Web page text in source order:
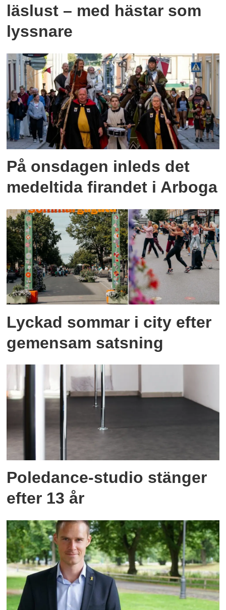
läslust – med hästar som
lyssnare
På onsdagen inleds det
medeltida firandet i Arboga
Lyckad sommar i city efter
gemensam satsning
Poledance-studio stänger
efter 13 år